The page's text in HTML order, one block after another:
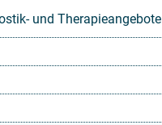
und Therapieangebote